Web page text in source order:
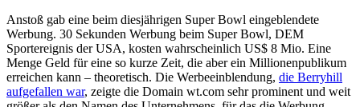
Anstoß gab eine beim diesjährigen Super Bowl eingeblendete
Werbung. 30 Sekunden Werbung beim Super Bowl, DEM
Sportereignis der USA, kosten wahrscheinlich US$ 8 Mio. Eine
Menge Geld für eine so kurze Zeit, die aber ein Millionenpublikum
erreichen kann – theoretisch. Die Werbeeinblendung, die Berryhill
aufgefallen war, zeigte die Domain wt.com sehr prominent und weit